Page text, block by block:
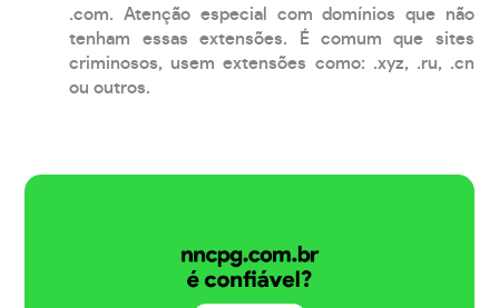
.com. Atenção especial com domínios que não
tenham essas extensões. É comum que sites
criminosos, usem extensões como: .xyz, .ru, .cn
ou outros.